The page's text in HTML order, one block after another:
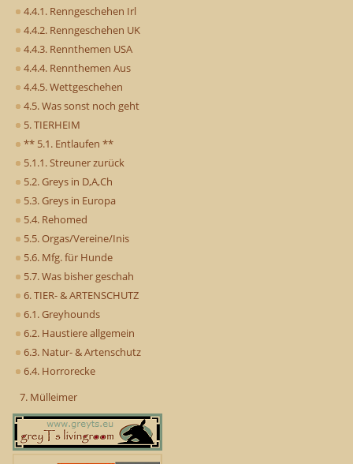
4.4.1. Renngeschehen Irl
4.4.2. Renngeschehen UK
4.4.3. Rennthemen USA
4.4.4. Rennthemen Aus
4.4.5. Wettgeschehen
4.5. Was sonst noch geht
5. TIERHEIM
** 5.1. Entlaufen **
5.1.1. Streuner zurück
5.2. Greys in D,A,Ch
5.3. Greys in Europa
5.4. Rehomed
5.5. Orgas/Vereine/Inis
5.6. Mfg. für Hunde
5.7. Was bisher geschah
6. TIER- & ARTENSCHUTZ
6.1. Greyhounds
6.2. Haustiere allgemein
6.3. Natur- & Artenschutz
6.4. Horrorecke
7. Mülleimer